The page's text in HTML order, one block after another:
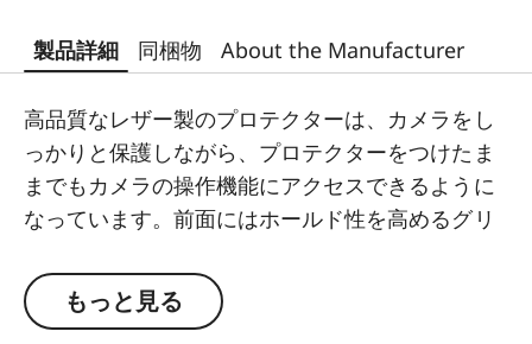
製品詳細 同梱物 About the Manufacturer
高品質なレザー製のプロテクターは、カメラをし
っかりと保護しながら、プロテクターをつけたま
までもカメラの操作機能にアクセスできるように
なっています。前面にはホールド性を高めるグリ
す。もっと見る